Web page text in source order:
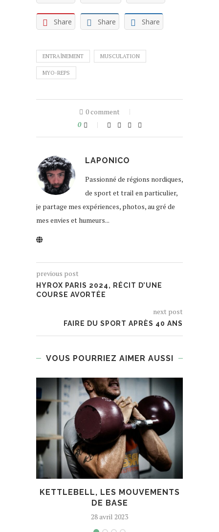
Share Share Share
ENTRAÎNEMENT MUSCULATION
MYO-REPS
0 comment
0
LAPONICO
Passionné de régions nordiques,
de sport et trail en particulier,
je partage mes expériences, photos, au gré de
mes envies et humeurs...
previous post
HYROX PARIS 2024, RÉCIT D’UNE
COURSE AVORTÉE
next post
FAIRE DU SPORT APRÈS 40 ANS
VOUS POURRIEZ AIMER AUSSI
KETTLEBELL, LES MOUVEMENTS
DE BASE
28 avril 2023